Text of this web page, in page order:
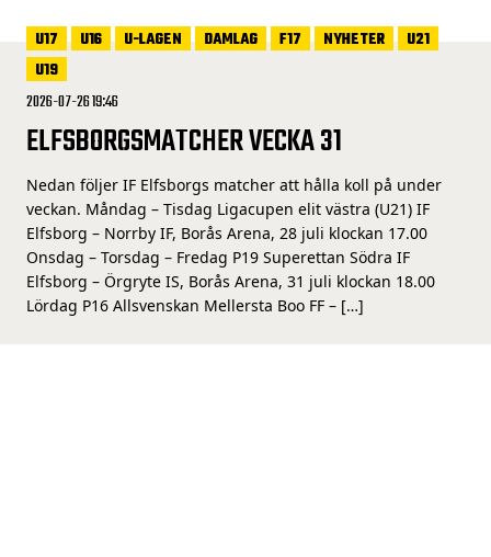
U17 U16 U-LAGEN DAMLAG F17 NYHETER
U21
U19
2026-07-26 19:46
ELFSBORGSMATCHER VECKA 31
Nedan följer IF Elfsborgs matcher att hålla koll på under
veckan. Måndag – Tisdag Ligacupen elit västra (U21) IF
Elfsborg – Norrby IF, Borås Arena, 28 juli klockan 17.00
Onsdag – Torsdag – Fredag P19 Superettan Södra IF
Elfsborg – Örgryte IS, Borås Arena, 31 juli klockan 18.00
Lördag P16 Allsvenskan Mellersta Boo FF – […]